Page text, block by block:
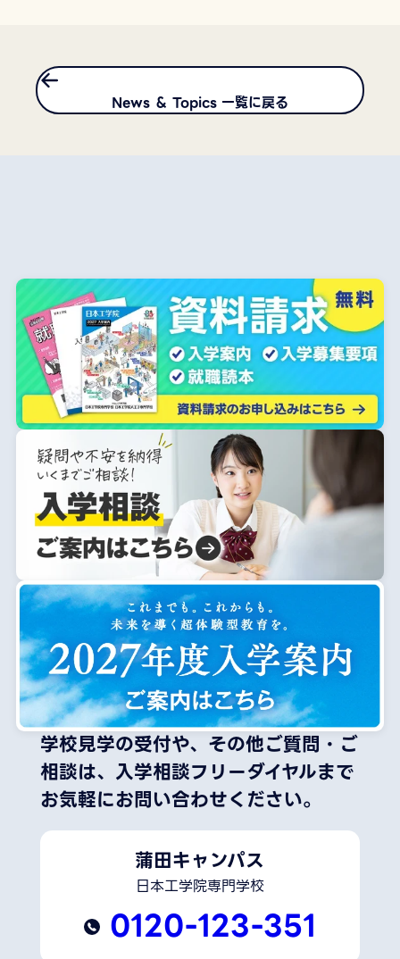
News ＆ Topics 一覧に戻る
学校見学の受付や、その他ご質問・ご
相談は、 入学相談フリーダイヤルまで
お気軽にお問い合わせください。
蒲田キャンパス
日本工学院専門学校
0120-123-351